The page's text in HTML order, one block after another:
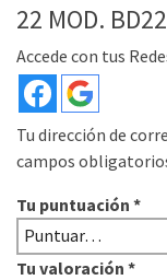
22 MOD.
Accede con tus
Tu dirección de
campos
Tu puntuación *
Tu valoración *